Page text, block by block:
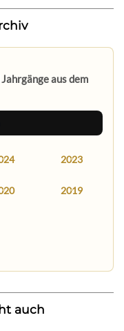
aus dem
2023
2019
auch